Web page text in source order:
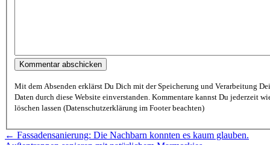
Mit dem Absenden erklärst Du Dich mit der Speicherung und Verarbeitung
Daten durch diese Website einverstanden. Kommentare kannst Du jederzeit wieder
löschen lassen (Datenschutzerklärung im Footer beachten)
← Fassadensanierung: Die Nachbarn konnten es kaum glauben.